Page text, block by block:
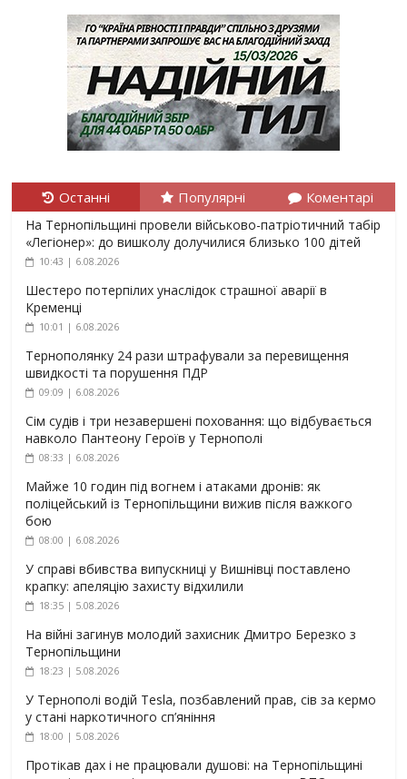
Останні Популярні Коментарі
На Тернопільщині провели військово-патріотичний табір
«Легіонер»: до вишколу долучилися близько 100 дітей
10:43 | 6.08.2026
Шестеро потерпілих унаслідок страшної аварії в
Кременці
10:01 | 6.08.2026
Тернополянку 24 рази штрафували за перевищення
швидкості та порушення ПДР
09:09 | 6.08.2026
Сім судів і три незавершені поховання: що відбувається
навколо Пантеону Героїв у Тернополі
08:33 | 6.08.2026
Майже 10 годин під вогнем і атаками дронів: як
поліцейський із Тернопільщини вижив після важкого
бою
08:00 | 6.08.2026
У справі вбивства випускниці у Вишнівці поставлено
крапку: апеляцію захисту відхилили
18:35 | 5.08.2026
На війні загинув молодий захисник Дмитро Березко з
Тернопільщини
18:23 | 5.08.2026
У Тернополі водій Tesla, позбавлений прав, сів за кермо
у стані наркотичного сп’яніння
18:00 | 5.08.2026
Протікав дах і не працювали душові: на Тернопільщині